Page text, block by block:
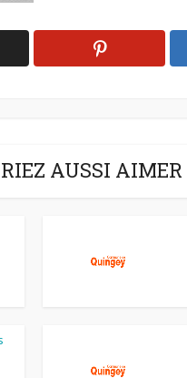
AUSSI AIMER